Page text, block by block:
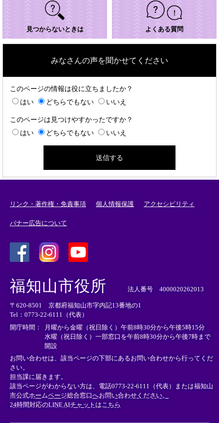
見つからないときは よくある質問
みなさんの声を聞かせてください
このページの情報は役に立ちましたか？
はい
どちらでもない いいえ
このページは見つけやすかったですか？
はい
どちらでもない いいえ
リンク・著作権・免責事項 個人情報保護 アクセシビリティ
バナー広告について
外
部
リ
ン
ク
＞
外
リ
ン
ク
＞
外
部
ン
ク
＞
福知山市役所 法人番号 4000020262013
〒620-8501 京都府福知山市字内記13番地の1
Tel：0773-22-6111（代表）
開庁時間： 月曜から金曜（祝日除く）午前8時30分から午後5時15分
水曜（祝日除く）一部窓口を午前8時30分から午後7時まで
開設
お問い合わせは、該当ページの下部にあるお問い合わせから行ってくだ
さい。
担当課に届きます。
該当ページがわからない方は、電話0773-22-6111（代表）または福知山
市公式ホームページ総合窓口へお問い合わせください。
24時間対応のLINE AIチャットはこちら